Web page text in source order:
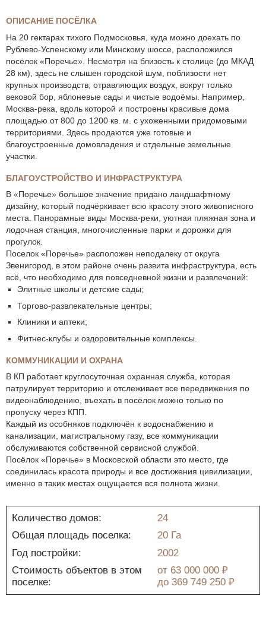
ОПИСАНИЕ ПОСЁЛКА
На 20 гектарах тихого Подмосковья, куда можно доехать по
Рублево-Успенскому или Минскому шоссе, расположился
посёлок «Поречье». Несмотря на близость к столице (до МКАД
28 км), здесь не слышен городской шум, поблизости нет
крупных производств, отравляющих воздух, вокруг только
вековой бор, яблоневые сады и чистые водоёмы. Например,
Москва-река, вдоль которой и построены красивые дома
площадью от 800 до 1200 кв. м. с ухоженными придомовыми
территориями. Здесь продаются уже готовые и
благоустроенные домовладения и отдельные земельные
участки.
БЛАГОУСТРОЙСТВО И ИНФРАСТРУКТУРА
В «Поречье» большое значение придано ландшафтному
дизайну, который подчёркивает всю красоту этого живописного
места. Панорамные виды Москва-реки, уютная пляжная зона и
лодочная станция, многочисленные парки и дорожки для
прогулок.
Поселок «Поречье» расположен неподалеку от округа
Звенигород, в этом районе очень развита инфраструктура, есть
всё, что необходимо для повседневной жизни и развлечений:
Элитные школы и детские сады;
Торгово-развлекательные центры;
Клиники и аптеки;
Фитнес-клубы и оздоровительные комплексы.
КОММУНИКАЦИИ И ОХРАНА
В КП работает круглосуточная охранная служба, которая
патрулирует территорию и отслеживает все передвижения по
видеонаблюдению, въехать в посёлок можно только по
пропуску через КПП.
Каждый из особняков подключён к водоснабжению и
канализации, магистральному газу, все коммуникации
обслуживаются собственной сервисной службой.
Посёлок «Поречье» в Московской области это место, где
соединилась красота природы и все достижения цивилизации,
именно в таких местах ощущается вся полнота жизни.
Количество домов:
24
Общая площадь поселка:
20 Га
Год постройки:
2002
Стоимость объектов в этом
поселке:
от 63 000 000 ₽
до 369 749 250 ₽